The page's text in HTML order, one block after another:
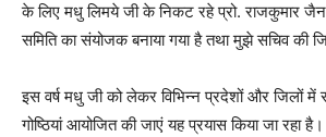
के लिए मधु लिमये जी के निकट रहे प्रो. राजकुमार जैन
समिति का संयोजक बनाया गया है तथा मुझे सचिव की
इस वर्ष मधु जी को लेकर विभिन्न प्रदेशों और जिलों में
गोष्ठियां आयोजित की जाएं यह प्रयास किया जा रहा है।